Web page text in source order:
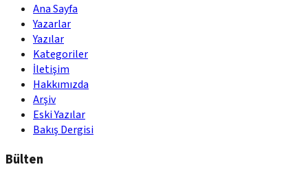
Ana Sayfa
Yazarlar
Yazılar
Kategoriler
İletişim
Hakkımızda
Arşiv
Eski Yazılar
Bakış Dergisi
Bülten